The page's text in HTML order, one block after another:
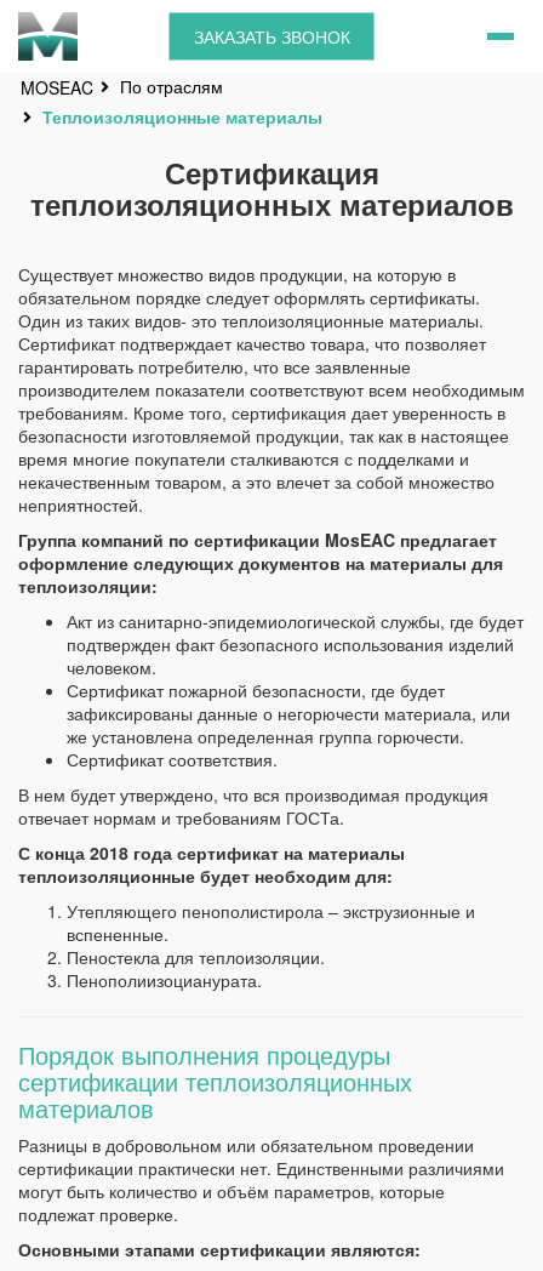
ЗАКАЗАТЬ ЗВОНОК
MOSEAC
По отраслям
Теплоизоляционные материалы
Сертификация
теплоизоляционных материалов
Существует множество видов продукции, на которую в
обязательном порядке следует оформлять сертификаты.
Один из таких видов- это теплоизоляционные материалы.
Сертификат подтверждает качество товара, что позволяет
гарантировать потребителю, что все заявленные
производителем показатели соответствуют всем необходимым
требованиям. Кроме того, сертификация дает уверенность в
безопасности изготовляемой продукции, так как в настоящее
время многие покупатели сталкиваются с подделками и
некачественным товаром, а это влечет за собой множество
неприятностей.
Группа компаний по сертификации MosEAC предлагает
оформление следующих документов на материалы для
теплоизоляции:
Акт из санитарно-эпидемиологической службы, где будет
подтвержден факт безопасного использования изделий
человеком.
Сертификат пожарной безопасности, где будет
зафиксированы данные о негорючести материала, или
же установлена определенная группа горючести.
Сертификат соответствия.
В нем будет утверждено, что вся производимая продукция
отвечает нормам и требованиям ГОСТа.
С конца 2018 года сертификат на материалы
теплоизоляционные будет необходим для:
Утепляющего пенополистирола – экструзионные и
вспененные.
Пеностекла для теплоизоляции.
Пенополиизоцианурата.
Порядок выполнения процедуры
сертификации теплоизоляционных
материалов
Разницы в добровольном или обязательном проведении
сертификации практически нет. Единственными различиями
могут быть количество и объём параметров, которые
подлежат проверке.
Основными этапами сертификации являются: